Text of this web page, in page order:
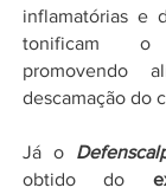
inflamatórias e
tonificam o
promovendo
descamação do
Já o
obtido do